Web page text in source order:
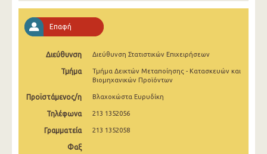
Αυγούστου 2025
Ιουλίου 2025
Ιουνίου 2025
Μαΐου 2025
Μαρτίου 2025
Επαφή
Διεύθυνση Διεύθυνση Στατιστικών Επιχειρήσεων
Τμήμα
Τμήμα Δεικτών Μεταποίησης - Κατασκευών και
Βιομηχανικών Προϊόντων
Προϊστάμενος/η Βλαχοκώστα Ευρυδίκη
Τηλέφωνα 213 1352056
Γραμματεία 213 1352058
Φαξ